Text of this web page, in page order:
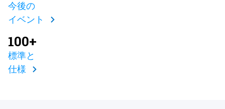
今後の
イベント
100+
標準と
仕様